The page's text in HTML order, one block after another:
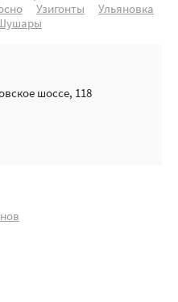
Узигонты
Ульяновка
шоссе, 118